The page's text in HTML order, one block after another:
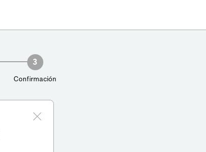
3
Confirmación